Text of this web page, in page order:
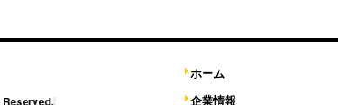
ホーム
企業情報